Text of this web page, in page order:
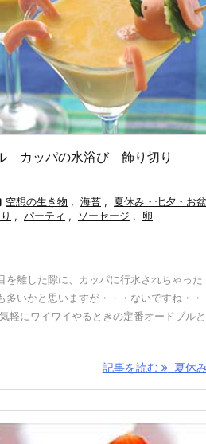
カッパの水浴び 飾り切り
空想の生き物 , 海苔 , 夏休み・七夕・お盆
, パーティ , ソーセージ , 卵
を離した隙に、カッパに行水されちゃった
多いかと思いますが・・・ないですね・・
軽にワイワイやるときの定番オードブル
記事を読む 夏休